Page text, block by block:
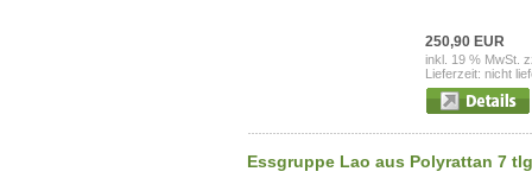
250,90 EUR
inkl. 19 % MwSt.
Lieferzeit: nicht
Essgruppe Lao aus Polyrattan 7